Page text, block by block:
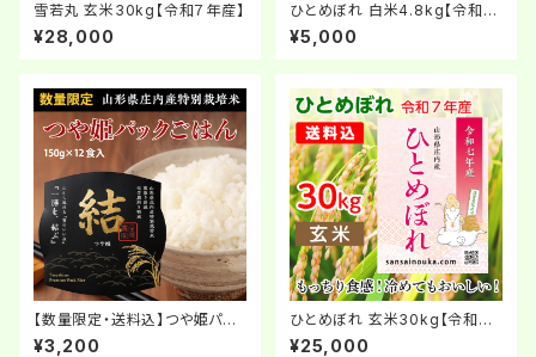
雪若丸 玄米30kg【令和７年産】
¥28,000
ひとめぼれ 白米4.8kg【令和７
年産】
¥5,000
【数量限定・送料込】つや姫パッ
クごはん150g×12食入
¥3,200
ひとめぼれ 玄米30kg【令和７
年産】
¥25,000